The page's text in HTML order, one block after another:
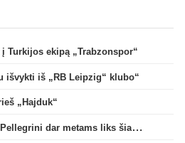
Turkijos ekipą „Trabzonspor“
išvykti iš „RB Leipzig“ klubo“
„Hajduk“
Ilgametis Roma“ saugas L. Pellegrini dar metams liks šiame klube